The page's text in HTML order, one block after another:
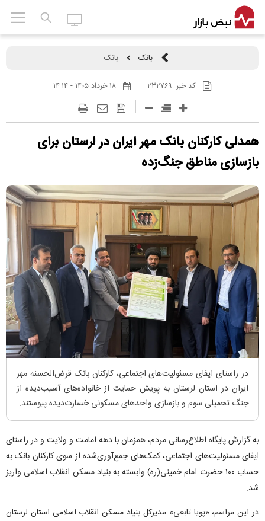
بانک بانک
کد خبر: ۲۳۲۷۶۹ ۱۸ خرداد ۱۴۰۵ - ۱۴:۱۴
همدلی کارکنان بانک مهر ایران در لرستان برای
بازسازی مناطق جنگ‌زده
در راستای ایفای مسئولیت‌های اجتماعی، کارکنان بانک قرض‌الحسنه مهر
ایران در استان لرستان به پویش حمایت از خانواده‌های آسیب‌دیده از
جنگ تحمیلی سوم و بازسازی واحد‌های مسکونی خسارت‌دیده پیوستند.
به گزارش پایگاه اطلاع‌رسانی مردم، همزمان با دهه امامت و ولایت و در راستای
ایفای مسئولیت‌های اجتماعی، کمک‌های جمع‌آوری‌شده از سوی کارکنان بانک به
حساب ۱۰۰ حضرت امام خمینی(ره) وابسته به بنیاد مسکن انقلاب اسلامی واریز
شد.
در این مراسم، «پویا تابعی» مدیرکل بنیاد مسکن انقلاب اسلامی استان لرستان